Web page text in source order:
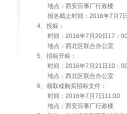
地点：西安百事厂行政楼
报名截止时间： 2016年7 月 7
4、投标：
时间： 2016年7 月 20日 17 ：
地点：西北区联合办公室
5、招标开标：
时间： 2016年7 月 21 日 10 ：
地点：西北区联合办公室
6、领取或购买招标文件：
时间： 2016年7 月 7 日 11:00
地点：西安百事厂行政楼